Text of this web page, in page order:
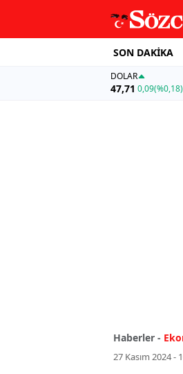
SON DAKİKA
DOLAR
47,71 0,09(%0,18)
Haberler -
27 Kasım 2024 -